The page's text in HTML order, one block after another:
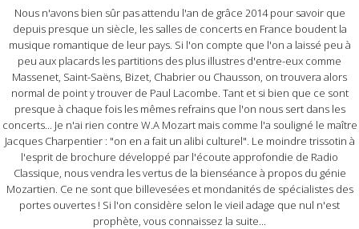
Nous n'avons bien sûr pas attendu l'an de grâce 2014 pour savoir que
depuis presque un siècle, les salles de concerts en France boudent la
musique romantique de leur pays. Si l'on compte que l'on a laissé peu à
peu aux placards les partitions des plus illustres d'entre-eux comme
Massenet, Saint-Saëns, Bizet, Chabrier ou Chausson, on trouvera alors
normal de point y trouver de Paul Lacombe. Tant et si bien que ce sont
presque à chaque fois les mêmes refrains que l'on nous sert dans les
concerts... Je n'ai rien contre W.A Mozart mais comme l'a souligné le maître
Jacques Charpentier : "on en a fait un alibi culturel". Le moindre trissotin à
l'esprit de brochure développé par l'écoute approfondie de Radio
Classique, nous vendra les vertus de la bienséance à propos du génie
Mozartien. Ce ne sont que billevesées et mondanités de spécialistes des
portes ouvertes ! Si l'on considère selon le vieil adage que nul n'est
prophète, vous connaissez la suite...